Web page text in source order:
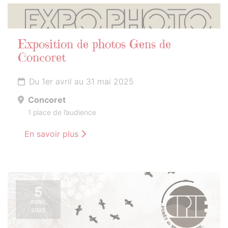
Exposition de photos Gens de
Concoret
Du 1er avril au 31 mai 2025
Concoret
1 place de l’audience
En savoir plus
5
AVRIL
2025